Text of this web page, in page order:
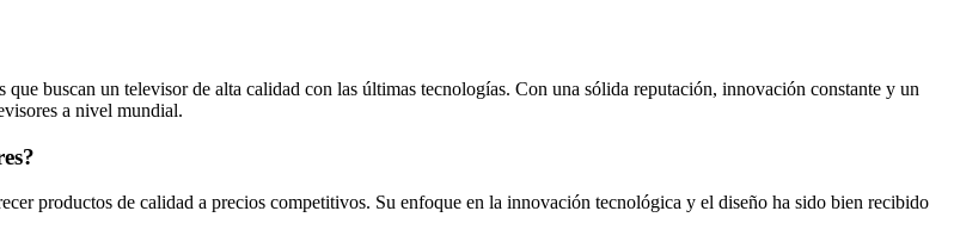
buscan un televisor de alta calidad con las últimas tecnologías. Con una sólida reputación, innovación constante y un
a nivel mundial.
productos de calidad a precios competitivos. Su enfoque en la innovación tecnológica y el diseño ha sido bien recibido